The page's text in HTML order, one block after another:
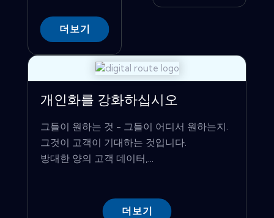
더보기
개인화를 강화하십시오
그들이 원하는 것 - 그들이 어디서 원하는지.
그것이 고객이 기대하는 것입니다.
방대한 양의 고객 데이터,...
더보기